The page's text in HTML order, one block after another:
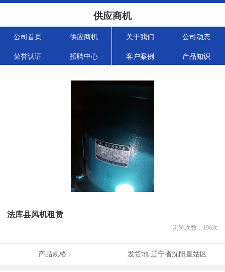
供应商机
公司首页 供应商机 关于我们 公司动态
荣誉认证 招聘中心 客户案例 产品知识
法库县风机租赁
浏览次数： 196次
产品规格： 发货地:辽宁省沈阳皇姑区